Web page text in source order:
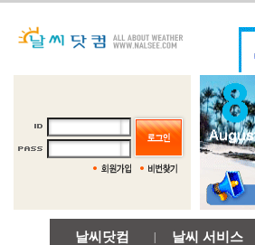
날씨닷컴 날씨 서비스